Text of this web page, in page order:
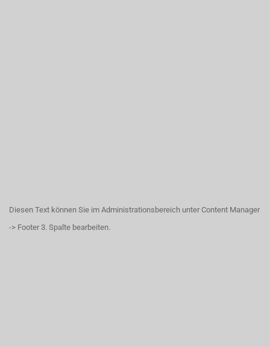
Diesen Text können Sie im Administrationsbereich unter Content Manager
-> Footer 3. Spalte bearbeiten.